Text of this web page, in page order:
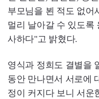
부모님을 뵌 적도 없어
멀리 날아갈 수 있도록
사하다"고 밝혔다.
영식과 정희도 결별을
동안 만나면서 서로에
정이 커지다 보니 서운